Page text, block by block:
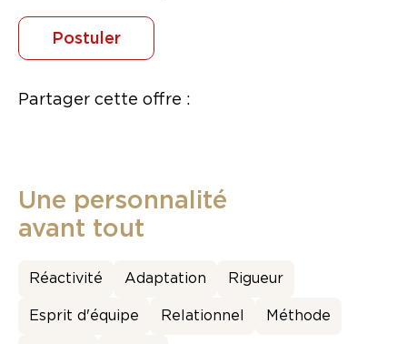
Postuler
Partager cette offre :
Une personnalité
avant tout
Réactivité Adaptation Rigueur
Esprit d'équipe Relationnel Méthode